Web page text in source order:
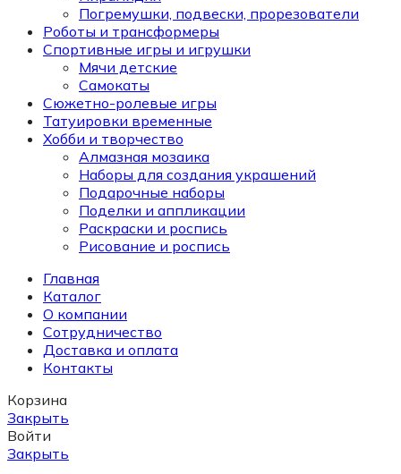
Погремушки, подвески, прорезователи
Роботы и трансформеры
Спортивные игры и игрушки
Мячи детские
Самокаты
Сюжетно-ролевые игры
Татуировки временные
Хобби и творчество
Алмазная мозаика
Наборы для создания украшений
Подарочные наборы
Поделки и аппликации
Раскраски и роспись
Рисование и роспись
Главная
Каталог
О компании
Сотрудничество
Доставка и оплата
Контакты
Корзина
Закрыть
Войти
Закрыть